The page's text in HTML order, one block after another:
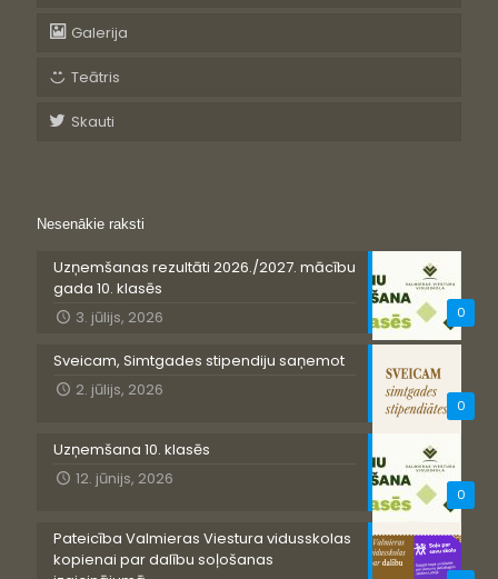
Galerija
Teātris
Skauti
Nesenākie raksti
0
Uzņemšanas rezultāti 2026./2027. mācību
gada 10. klasēs
3. jūlijs, 2026
0
Sveicam, Simtgades stipendiju saņemot
2. jūlijs, 2026
0
Uzņemšana 10. klasēs
12. jūnijs, 2026
Pateicība Valmieras Viestura vidusskolas
kopienai par dalību soļošanas